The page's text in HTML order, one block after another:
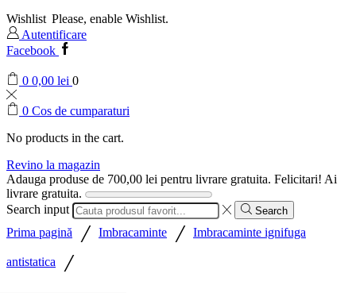
Wishlist Please, enable Wishlist.
Autentificare
Facebook
0 0,00 lei 0
0 Cos de cumparaturi
No products in the cart.
Revino la magazin
Adauga produse de 700,00 lei pentru livrare gratuita. Felicitari! Ai
livrare gratuita.
Search input
Search
Prima pagină / Imbracaminte / Imbracaminte ignifuga
antistatica /